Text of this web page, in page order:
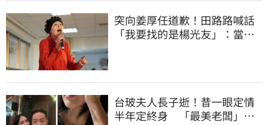
突向姜厚任道歉！田路路喊話
「我要找的是楊光友」：當時
台玻夫人長子逝！昔一眼定情
半年定終身 「最美老闆」手